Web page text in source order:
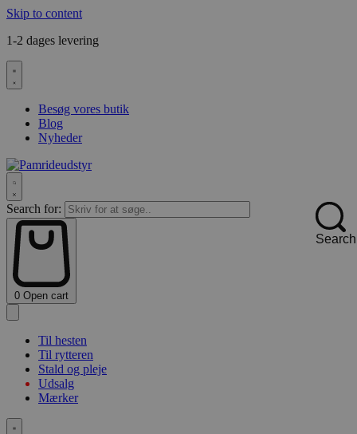
Skip to content
1-2 dages levering
Besøg vores butik
Blog
Nyheder
Search for:
Search
0 Open cart
Til hesten
Til rytteren
Stald og pleje
Udsalg
Mærker